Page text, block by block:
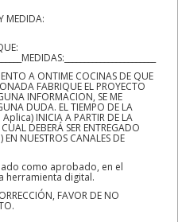
Y MEDIDA:
A ONTIME COCINAS DE QUE
FABRIQUE EL PROYECTO
INFORMACION, SE ME
DUDA. EL TIEMPO DE LA
INICIA A PARTIR DE LA
DEBERÁ SER ENTREGADO
NUESTROS CANALES DE
como aprobado, en el
herramienta digital.
FAVOR DE NO